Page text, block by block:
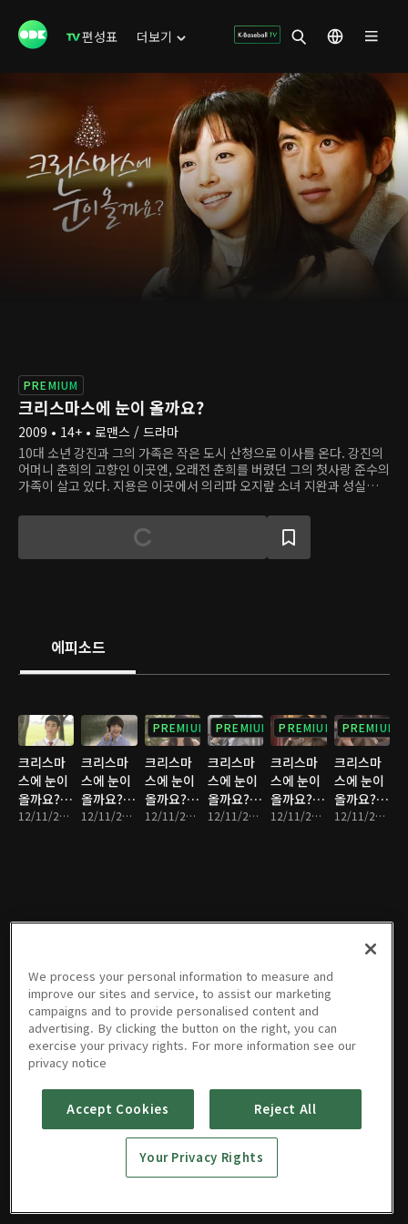
편성표 더보기
PREMIUM
크리스마스에 눈이 올까요?
2009 • 14+ • 로맨스 / 드라마
10대 소년 강진과 그의 가족은 작은 도시 산청으로 이사를 온다. 강진의
어머니 춘희의 고향인 이곳엔, 오래전 춘희를 버렸던 그의 첫사랑 준수의
가족이 살고 있다. 지용은 이곳에서 의리파 오지랖 소녀 지완과 성실하고
는다. 하지만 지용이 지완의 펜던트를 찾으려 물에 들어갔다가 익사하
고, 지완이 그 충격으로 집을 떠나며 두 사람은 헤어진다. 오랜 시간이 지
난 후, 건축가가 된 강진은 회사 동료의 결혼식에서 지완을 만난다.
에피소드
크리스마
스에 눈이
올까요? :
1회
12/11/2020 • 1시간 6분
크리스마
스에 눈이
올까요? :
2회
12/11/2020 • 1시간 8분
PREMIUM
크리스마
스에 눈이
올까요? :
3회
12/11/2020 • 1시간 9분
PREMIUM
크리스마
스에 눈이
올까요? :
4회
12/11/2020 • 1시간 8분
PREMIUM
크리스마
스에 눈이
올까요? :
5회
12/11/2020 • 1시간 6분
PREMIUM
크리스마
스에 눈이
올까요? :
6회
12/11/2020 • 1시간 6분
크리스마
스에 눈이
올까요? :
7회
12/11/2020 • 1시간 7분
크리스마
스에 눈이
올까요? :
8회
12/11/2020 • 1시간 7분
크리스마
스에 눈이
올까요? :
9회
12/11/2020 • 1시간 7분
크리스마
스에 눈이
올까요? :
10회
12/11/2020 • 1시간 8분
크리스마
스에 눈이
올까요? :
11회
12/11/2020 • 1시간 7분
PREMIUM
12회
크리스마
스에 눈이
12/11/2020 • 1시간 7분
스에 눈이
올까요? :
15회
12/11/2020 • 1시간 5분
스에 눈이
올까요? :
16회
12/11/2020 • 1시간 7분
We process your personal information to measure and
improve our sites and service, to assist our marketing
campaigns and to provide personalised content and
advertising. By clicking the button on the right, you can
exercise your privacy rights. For more information see our
privacy notice
Accept Cookies Reject All
Your Privacy Rights